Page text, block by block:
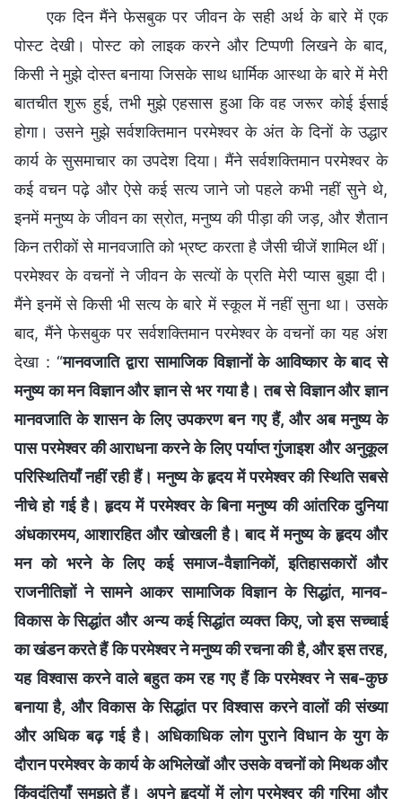
एक दिन मैंने फेसबुक पर जीवन के सही अर्थ के बारे में एक
पोस्ट देखी। पोस्ट को लाइक करने और टिप्पणी लिखने के बाद,
किसी ने मुझे दोस्त बनाया जिसके साथ धार्मिक आस्था के बारे में मेरी
बातचीत शुरू हुई, तभी मुझे एहसास हुआ कि वह जरूर कोई ईसाई
होगा। उसने मुझे सर्वशक्तिमान परमेश्वर के अंत के दिनों के उद्धार
कार्य के सुसमाचार का उपदेश दिया। मैंने सर्वशक्तिमान परमेश्वर के
कई वचन पढ़े और ऐसे कई सत्य जाने जो पहले कभी नहीं सुने थे,
इनमें मनुष्य के जीवन का स्रोत, मनुष्य की पीड़ा की जड़, और शैतान
किन तरीकों से मानवजाति को भ्रष्ट करता है जैसी चीजें शामिल थीं।
परमेश्वर के वचनों ने जीवन के सत्यों के प्रति मेरी प्यास बुझा दी।
मैंने इनमें से किसी भी सत्य के बारे में स्कूल में नहीं सुना था। उसके
बाद, मैंने फेसबुक पर सर्वशक्तिमान परमेश्वर के वचनों का यह अंश
देखा : “मानवजाति द्वारा सामाजिक विज्ञानों के आविष्कार के बाद से
मनुष्य का मन विज्ञान और ज्ञान से भर गया है। तब से विज्ञान और ज्ञान
मानवजाति के शासन के लिए उपकरण बन गए हैं, और अब मनुष्य के
पास परमेश्वर की आराधना करने के लिए पर्याप्त गुंजाइश और अनुकूल
परिस्थितियाँ नहीं रही हैं। मनुष्य के हृदय में परमेश्वर की स्थिति सबसे
नीचे हो गई है। हृदय में परमेश्वर के बिना मनुष्य की आंतरिक दुनिया
अंधकारमय, आशारहित और खोखली है। बाद में मनुष्य के हृदय और
मन को भरने के लिए कई समाज-वैज्ञानिकों, इतिहासकारों और
राजनीतिज्ञों ने सामने आकर सामाजिक विज्ञान के सिद्धांत, मानव-
विकास के सिद्धांत और अन्य कई सिद्धांत व्यक्त किए, जो इस सच्चाई
का खंडन करते हैं कि परमेश्वर ने मनुष्य की रचना की है, और इस तरह,
यह विश्वास करने वाले बहुत कम रह गए हैं कि परमेश्वर ने सब-कुछ
बनाया है, और विकास के सिद्धांत पर विश्वास करने वालों की संख्या
और अधिक बढ़ गई है। अधिकाधिक लोग पुराने विधान के युग के
दौरान परमेश्वर के कार्य के अभिलेखों और उसके वचनों को मिथक और
किंवदंतियाँ समझते हैं। अपने हृदयों में लोग परमेश्वर की गरिमा और